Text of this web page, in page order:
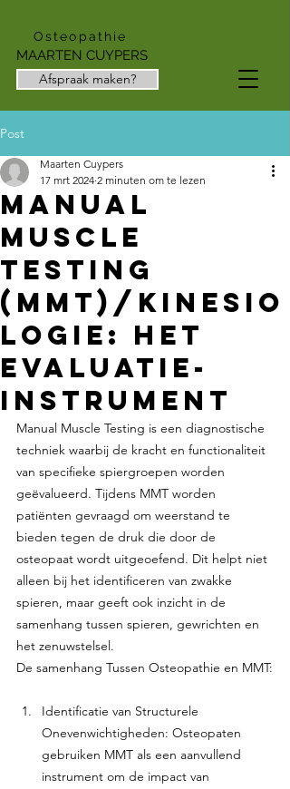
MAARTEN CUYPERS
Osteopathie
Afspraak maken?
Post
Manual
Muscle
Testing
(MMT)/kinesio
logie: Het
Evaluatie-
Instrument
Maarten Cuypers
17 mrt 2024 2 minuten om te lezen
Manual Muscle Testing is een diagnostische
techniek waarbij de kracht en functionaliteit
van specifieke spiergroepen worden
geëvalueerd. Tijdens MMT worden
patiënten gevraagd om weerstand te
bieden tegen de druk die door de
osteopaat wordt uitgeoefend. Dit helpt niet
alleen bij het identificeren van zwakke
spieren, maar geeft ook inzicht in de
samenhang tussen spieren, gewrichten en
het zenuwstelsel.
De samenhang Tussen Osteopathie en MMT:
Identificatie van Structurele
Onevenwichtigheden: Osteopaten
gebruiken MMT als een aanvullend
instrument om de impact van